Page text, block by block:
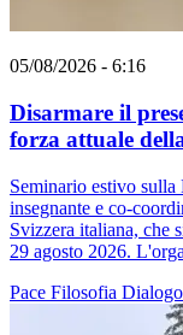
05/08/2026 - 6:16
Disarmare il
forza attuale
Seminario estivo
insegnante e co-
Svizzera italiana, che
29 agosto 2026.
Pace Filosofia Dialogo